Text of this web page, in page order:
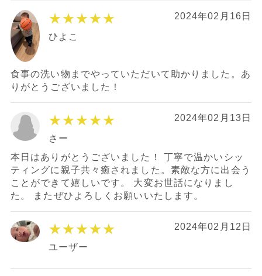
★★★★★ 2024年02月16日
ひよこ
食事の洗い物までやっていただいて助かりました。あ
りがとうございました！
★★★★★ 2024年02月13日
さー
本日はありがとうございました！ 丁寧で温かいシッ
ティングに親子共々癒されました。素敵な方に出会う
ことができて嬉しいです。 大変お世話になりまし
た。 またぜひよろしくお願いいたします。
★★★★★ 2024年02月12日
ユーザー